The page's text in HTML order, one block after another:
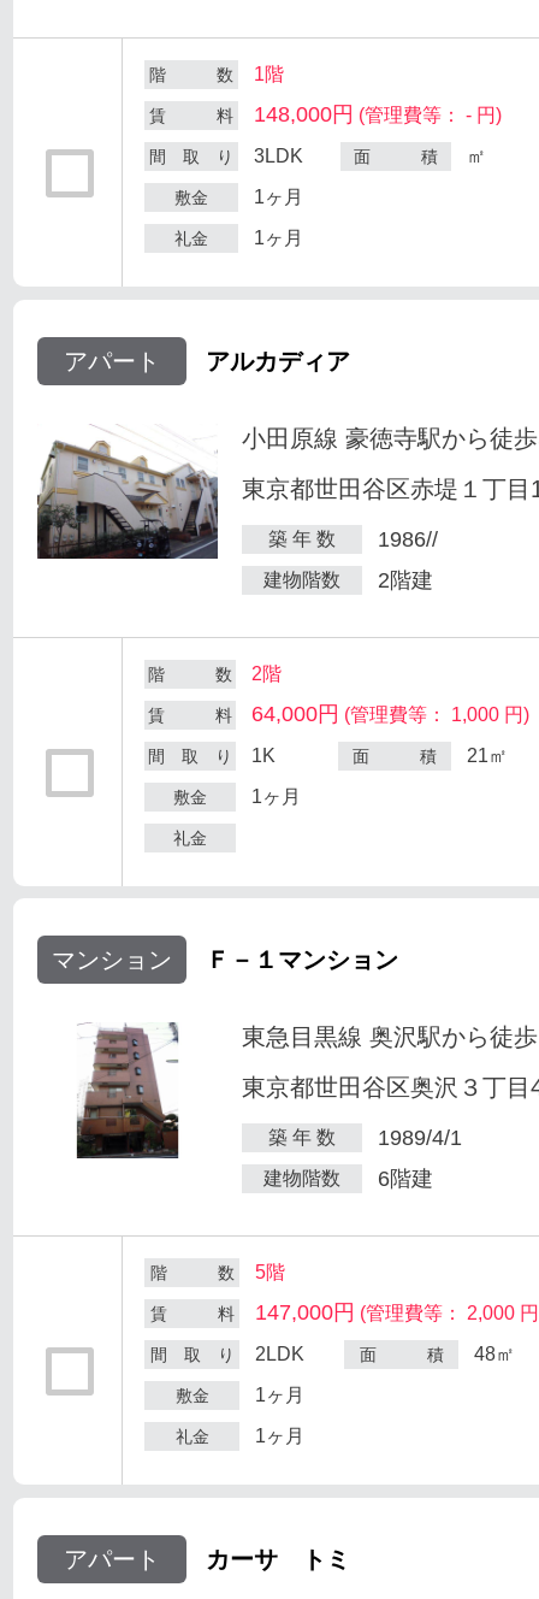
階 数 1階
賃 料 148,000円 (管理費等： - 円)
間 取 り 3LDK 面 積 ㎡
敷金 1ヶ月
礼金 1ヶ月
アパート アルカディア
小田原線 豪徳寺駅から徒
東京都世田谷区赤堤１丁目
築 年 数 1986//
建物階数 2階建
階 数 2階
賃 料 64,000円 (管理費等： 1,000 円)
間 取 り 1K 面 積 21㎡
敷金 1ヶ月
礼金
マンション Ｆ－１マンション
東急目黒線 奥沢駅から徒
東京都世田谷区奥沢３丁目
築 年 数 1989/4/1
建物階数 6階建
階 数 5階
賃 料 147,000円 (管理費等： 2,000
間 取 り 2LDK 面 積 48㎡
敷金 1ヶ月
礼金 1ヶ月
アパート カーサ トミ